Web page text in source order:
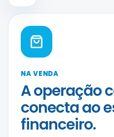
NA VENDA
A operação
conecta ao
financeiro.